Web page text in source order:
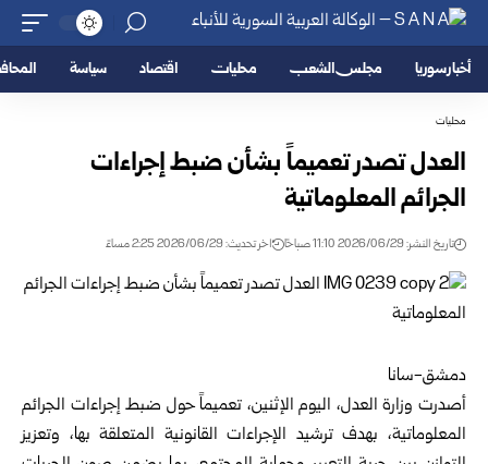
أخبار سوريا مجلس الشعب محليات اقتصاد سياسة
محليات
العدل تصدر تعميماً بشأن ضبط إجراءات
الجرائم المعلوماتية
تاريخ النشر: 2026/06/29 11:10 صباحًا اخر تحديث: 2026/06/29 2:25 مساءً
دمشق-سانا
أصدرت وزارة العدل، اليوم الإثنين، تعميماً حول ضبط إجراءات الجرائم
المعلوماتية، بهدف ترشيد الإجراءات القانونية المتعلقة بها، وتعزيز